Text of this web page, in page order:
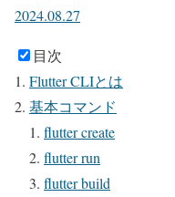
2024.08.27
目次
Flutter CLIとは
基本コマンド
flutter create
flutter run
flutter build